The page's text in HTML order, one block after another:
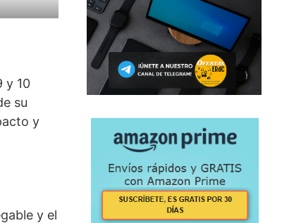
y 10
su
y
y el